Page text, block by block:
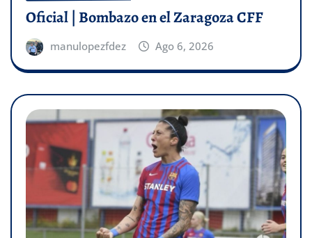
Oficial | Bombazo en el Zaragoza CFF
manulopezfdez Ago 6, 2026